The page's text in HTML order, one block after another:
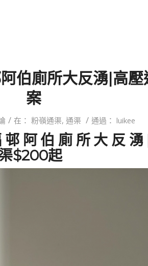
伯廁所大反湧|高壓
案
/ 在： 粉嶺通渠, 通渠 / 通過： luikee
阿伯廁所大反湧
$200起